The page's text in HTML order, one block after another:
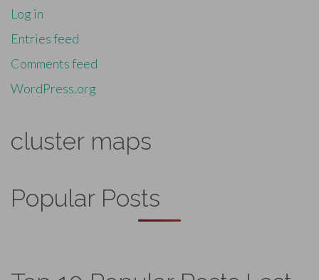
Log in
Entries feed
Comments feed
WordPress.org
cluster maps
Popular Posts